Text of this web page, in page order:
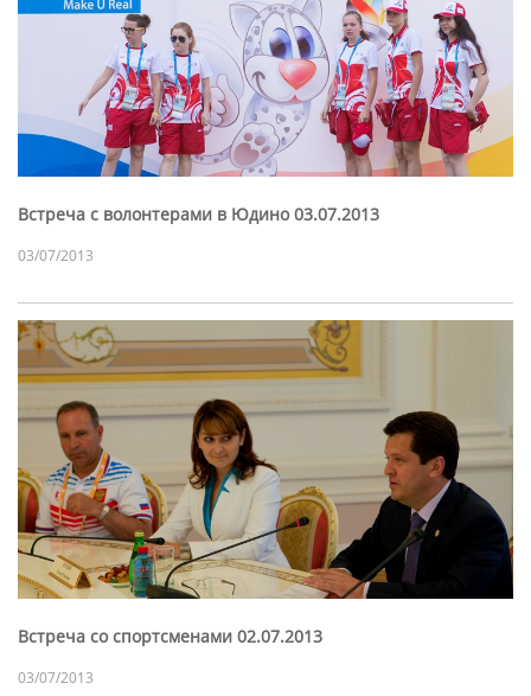
Встреча с волонтерами в Юдино 03.07.2013
03/07/2013
Встреча со спортсменами 02.07.2013
03/07/2013